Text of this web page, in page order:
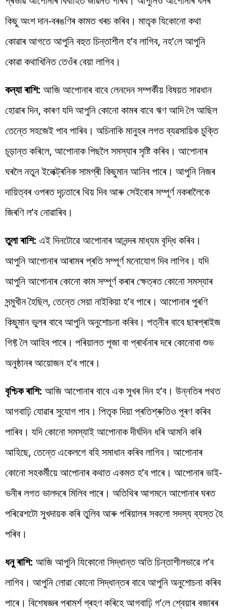
কিছু অংশ দান-বৰঙণিৰ কামত খৰচ কৰিব। মাতৃক যিকোনো কথা
কোৱাৰ আগতে আপুনি বহুত চিন্তাশীল হ’ব লাগিব, নহ’লে আপুনি
কোৱা কথাখিনিত তেওঁৰ বেয়া লাগিব।
কন্যা ৰাশি: আজি আপোনাৰ বাবে লেনদেন সম্পৰ্কীয় বিষয়ত সাৱধান
হোৱাৰ দিন, কাৰণ যদি আপুনি কোনো কামৰ বাবে ঋণ আদি লৈ আছিল
তেন্তে সহজেই পাব পাৰিব। অচিনাকি মানুহৰ লগত ব্যৱসায়িক চুক্তি
চূড়ান্ত কৰিলে, আপোনাক পিছলৈ সমস্যাৰ সৃষ্টি কৰিব। আপোনাৰ
ঘৰলৈ নতুন ইলেক্ট্ৰনিক সামগ্ৰী কিছুমান আনিব পাৰে। আপুনি নিজৰ
দায়িত্বৰ ওপৰত দৃঢ়তাৰে থিয় দিব আৰু সেইবোৰ সম্পূৰ্ণ নকৰালৈকে
জিৰণি ল’ব নোৱাৰিব।
তুলা ৰাশি: এই দিনটোৱে আপোনাৰ আনন্দৰ মাধ্যম বৃদ্ধি কৰিব।
আপুনি আপোনাৰ আৰামৰ প্ৰতি সম্পূৰ্ণ মনোযোগ দিব লাগিব। যদি
আপুনি আপোনাৰ কোনো কাম সম্পূৰ্ণ কৰাৰ ক্ষেত্ৰত কোনো সমস্যাৰ
সন্মুখীন হৈছিল, তেন্তে সেয়া নাইকিয়া হ’ব পাৰে। আপোনাৰ পুৰণি
কিছুমান ভুলৰ বাবে আপুনি অনুশোচনা কৰিব। পত্নীৰ বাবে ছাৰপ্ৰাইজ
গিফ্ট লৈ আহিব পাৰে। পৰিয়ালত পূজা বা প্ৰাৰ্থনাৰ দৰে কোনোবা শুভ
অনুষ্ঠানৰ আয়োজন হ’ব পাৰে।
বৃশ্চিক ৰাশি: আজি আপোনাৰ বাবে এক সুখৰ দিন হ’ব। উন্নতিৰ পথত
আগবাঢ়ি যোৱাৰ সুযোগ পাব। পিতৃক দিয়া প্ৰতিশ্ৰুতিও পূৰণ কৰিব
পাৰিব। যদি কোনো সমস্যাই আপোনাক দীৰ্ঘদিন ধৰি আমনি কৰি
আহিছে, তেন্তে একেলগে বহি সমাধান কৰিব লাগিব। আপোনাৰ
কোনো সহকৰ্মীয়ে আপোনাৰ কথাত একমত হ’ব পাৰে। আপোনাৰ ভাই-
ভনীৰ লগত ভালদৰে মিলিব পাৰে। অতিথিৰ আগমনে আপোনাৰ ঘৰত
পৰিৱেশটো সুখদায়ক কৰি তুলিব আৰু পৰিয়ালৰ সকলো সদস্য ব্যস্ত হৈ
পৰিব।
ধনু ৰাশি: আজি আপুনি যিকোনো সিদ্ধান্ত অতি চিন্তাশীলভাৱে ল’ব
লাগিব। আপুনি লোৱা কোনো সিদ্ধান্তৰ বাবে আপুনি অনুশোচনা কৰিব
পাৰে। বিশেষজ্ঞৰ পৰামৰ্শ গ্ৰহণ কৰিহে আগবাঢ়ি গ’লে শ্বেয়াৰ বজাৰৰ